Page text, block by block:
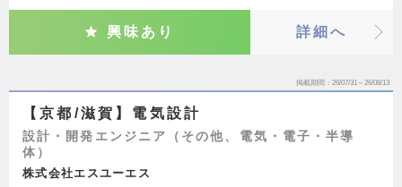
興味あり 詳細へ
掲載期間 26/07/31～26/08/13
【京都/滋賀】電気設計
設計・開発エンジニア（その他、電気・電子・半導
体）
株式会社エスユーエス